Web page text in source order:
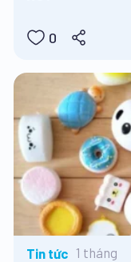
0
Tin tức 1 tháng